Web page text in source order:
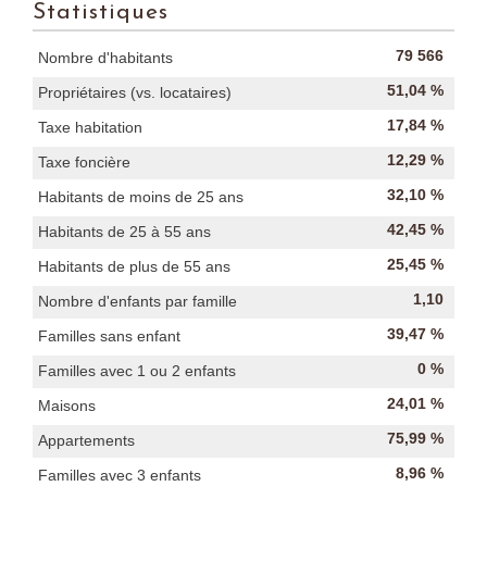
Statistiques
Nombre d'habitants 79 566
Propriétaires (vs. locataires) 51,04 %
Taxe habitation 17,84 %
Taxe foncière 12,29 %
Habitants de moins de 25 ans 32,10 %
Habitants de 25 à 55 ans 42,45 %
Habitants de plus de 55 ans 25,45 %
Nombre d'enfants par famille 1,10
Familles sans enfant 39,47 %
Familles avec 1 ou 2 enfants 0 %
Maisons 24,01 %
Appartements 75,99 %
Familles avec 3 enfants 8,96 %